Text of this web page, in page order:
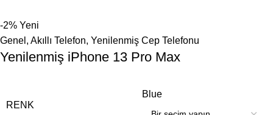
-2% Yeni
Genel , Akıllı Telefon, Yenilenmiş Cep Telefonu
Yenilenmiş iPhone 13 Pro Max
RENK
Blue